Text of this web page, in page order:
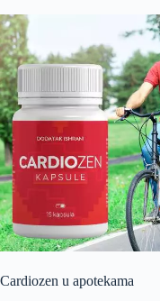
Cardiozen u apotekama